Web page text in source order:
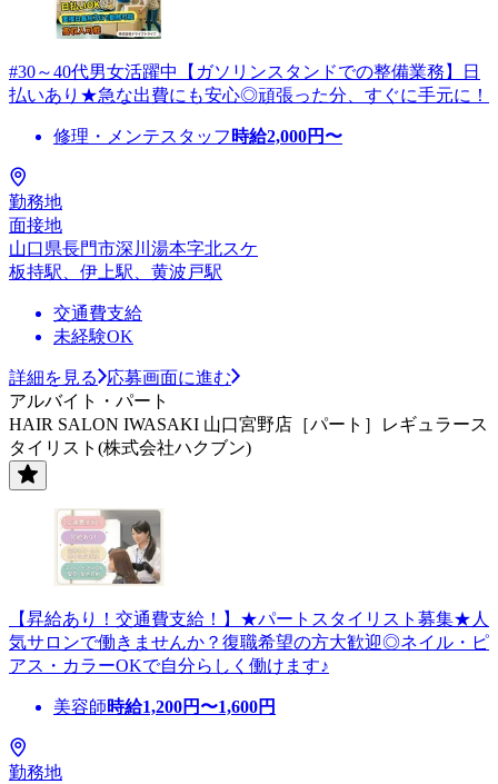
#30～40代男女活躍中【ガソリンスタンドでの整備業務】日
払いあり★急な出費にも安心◎頑張った分、すぐに手元に！
修理・メンテスタッフ 時給2,000円〜
勤務地
面接地
山口県長門市深川湯本字北スケ
板持駅、伊上駅、黄波戸駅
交通費支給
未経験OK
詳細を見る
応募画面に進む
アルバイト・パート
HAIR SALON IWASAKI 山口宮野店［パート］レギュラース
タイリスト(株式会社ハクブン)
【昇給あり！交通費支給！】★パートスタイリスト募集★人
気サロンで働きませんか？復職希望の方大歓迎◎ネイル・ピ
アス・カラーOKで自分らしく働けます♪
美容師時給1,200円〜1,600円
勤務地